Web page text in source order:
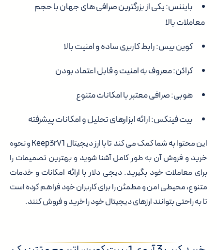
بایننس: یکی از بزرگترین صرافی های جهان با حجم
معاملات بالا
کوین بیس: رابط کاربری ساده و امنیت بالا
کراکن: معروف به امنیت و قابل اعتماد بودن
هوبی: صرافی معتبر با امکانات متنوع
بیت فینکس: ارائه ابزارهای تحلیل و امکانات پیشرفته
این محتوا به شما کمک می کند تا با ارز دیجیتال Keep3rV1 و نحوه
خرید و فروش آن به طور کامل آشنا شوید و بهترین تصمیمات را
برای معاملات خود بگیرید. دیجی دلار با ارائه امکانات و خدمات
متنوع، محیطی امن و مطمئن را برای کاربران خود فراهم کرده است
تا به راحتی بتوانند ارزهای دیجیتال خود را خرید و فروش کنند.